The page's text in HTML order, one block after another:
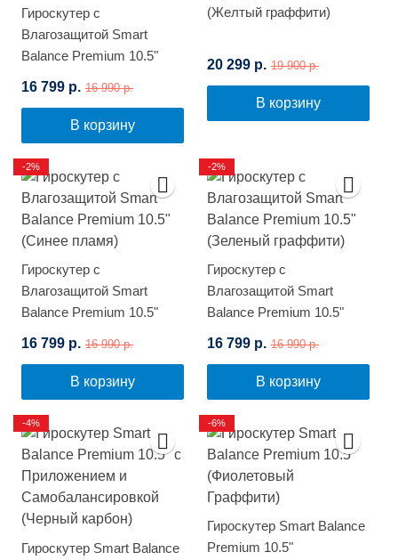
Гироскутер с
Влагозащитой Smart
Balance Premium 10.5"
16 799 р. 16 990 р.
В корзину
(Желтый граффити)
20 299 р. 19 900 р.
В корзину
Гироскутер с
Влагозащитой Smart
Balance Premium 10.5"
16 799 р. 16 990 р.
В корзину
-2%
Гироскутер с
Влагозащитой Smart
Balance Premium 10.5"
16 799 р. 16 990 р.
В корзину
-2%
Гироскутер Smart Balance
-4%
Гироскутер Smart Balance
Premium 10.5"
-6%